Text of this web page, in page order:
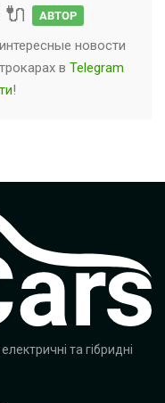
АВТОР
новости
в Telegram
!
та гібридні